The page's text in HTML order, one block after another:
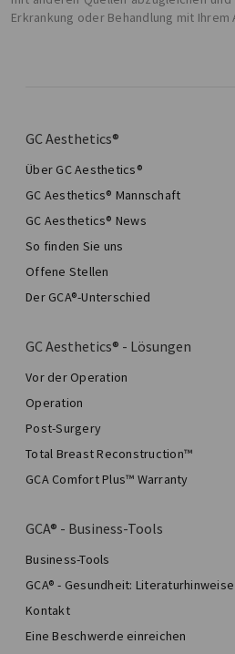
Erkrankung oder Behandlung mit
GC Aesthetics®
Über GC Aesthetics®
GC Aesthetics® Mannschaft
GC Aesthetics® News
So finden Sie uns
Offene Stellen
Der GCA®-Unterschied
GC Aesthetics® - Lösungen
Vor der Operation
Operation
Post-Surgery
Total Breast Reconstruction™
GCA Comfort Plus™ Warranty
GCA® - Business-Tools
Business-Tools
GCA® - Gesundheit: Literaturhinweise
Kontakt
Eine Beschwerde einreichen